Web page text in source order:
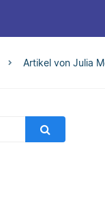
Artikel von Julia